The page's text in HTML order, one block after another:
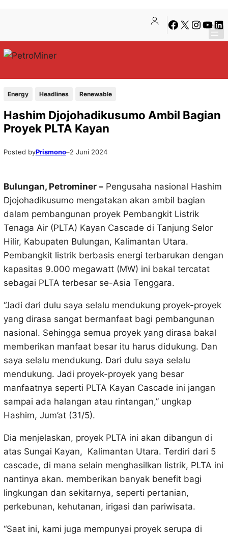
konten
content
Facebook
X Instagram
Energy Headlines Renewable
Hashim Djojohadikusumo Ambil Bagian
Proyek PLTA Kayan
Posted byPrismono–2 Juni 2024
Bulungan, Petrominer –Pengusaha nasional Hashim
Djojohadikusumo mengatakan akan ambil bagian
dalam pembangunan proyek Pembangkit Listrik
Tenaga Air (PLTA) Kayan Cascade di Tanjung Selor
Hilir, Kabupaten Bulungan, Kalimantan Utara.
Pembangkit listrik berbasis energi terbarukan dengan
kapasitas 9.000 megawatt (MW) ini bakal tercatat
sebagai PLTA terbesar se-Asia Tenggara.
“Jadi dari dulu saya selalu mendukung proyek-proyek
yang dirasa sangat bermanfaat bagi pembangunan
nasional. Sehingga semua proyek yang dirasa bakal
memberikan manfaat besar itu harus didukung. Dan
saya selalu mendukung. Dari dulu saya selalu
mendukung. Jadi proyek-proyek yang besar
manfaatnya seperti PLTA Kayan Cascade ini jangan
sampai ada halangan atau rintangan,” ungkap
Hashim, Jum’at (31/5).
Dia menjelaskan, proyek PLTA ini akan dibangun di
atas Sungai Kayan, Kalimantan Utara. Terdiri dari 5
cascade, di mana selain menghasilkan listrik, PLTA ini
nantinya akan. memberikan banyak benefit bagi
lingkungan dan sekitarnya, seperti pertanian,
perkebunan, kehutanan, irigasi dan pariwisata.
“Saat ini, kami juga mempunyai proyek serupa di